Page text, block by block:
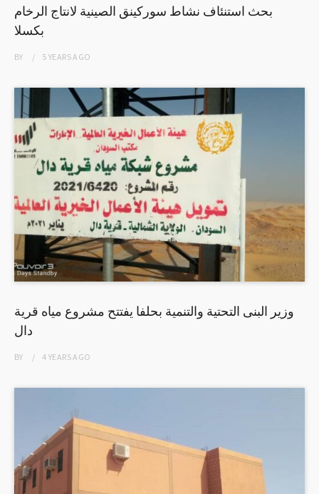
بحث استنئاف نشاط سوركينق الصينية لانتاج الرخام
بكسلا
BY 5 YEARSAGO
وزير البنى التحتية والتنمية بحلفا يفتتح مشروع مياه قرية
دال
BY 4 YEARSAGO